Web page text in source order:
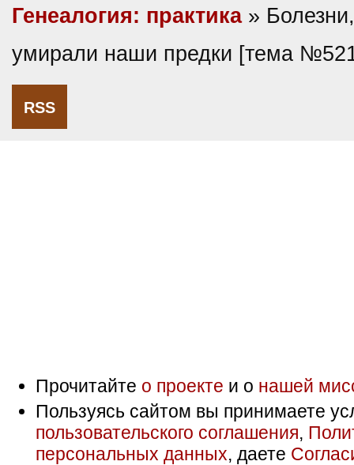
Генеалогия: практика»
умирали наши предки [тема
RSS
Прочитайте о проекте и о нашей
Пользуясь сайтом вы принимаете
пользовательского соглашения,
персональных данных, даете